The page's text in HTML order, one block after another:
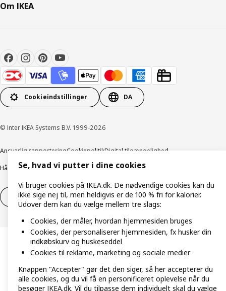
Om IKEA
Cookieindstillinger DA
© Inter IKEA Systems B.V. 1999-2026
Ansvarlig rapporteringCookiepolitikDigital tilgængelighed
Håndtering af persondataSalgs- og leveringsbetingelser
Fortryd dit køb Fortryd dit køb af service
Se, hvad vi putter i dine cookies
Vi bruger cookies på IKEA.dk. De nødvendige cookies kan du
ikke sige nej til, men heldigvis er de 100 % fri for kalorier.
Udover dem kan du vælge mellem tre slags:
Cookies, der måler, hvordan hjemmesiden bruges
Cookies, der personaliserer hjemmesiden, fx husker din
indkøbskurv og huskeseddel
Cookies til reklame, marketing og sociale medier
Knappen "Accepter" gør det den siger, så her accepterer du
alle cookies, og du vil få en personificeret oplevelse når du
besøger IKEA.dk. Vil du tilpasse dem individuelt skal du vælge